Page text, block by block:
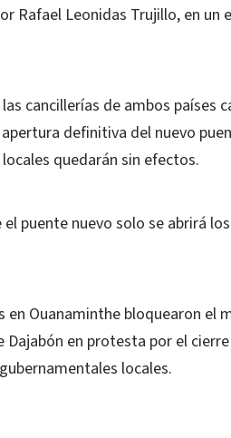
Rafael Leonidas Trujillo, en un
cancillerías de ambos países
definitiva del nuevo
quedarán sin efectos.
puente nuevo solo se abrirá
en Ouanaminthe bloquearon el
Dajabón en protesta por el
locales.